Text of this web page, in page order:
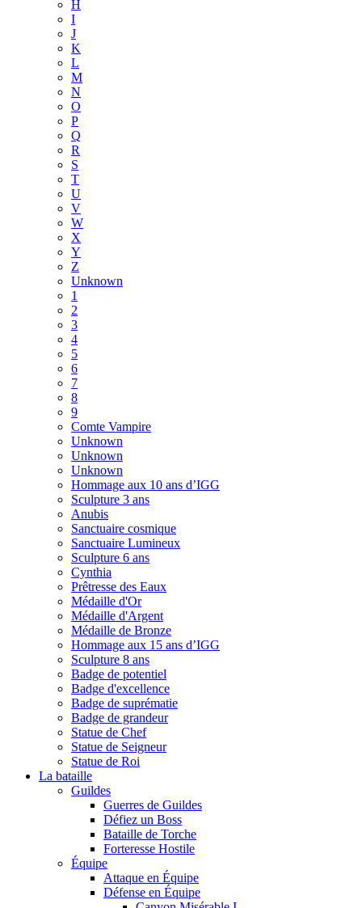
H
I
J
K
L
M
N
O
P
Q
R
S
T
U
V
W
X
Y
Z
Unknown
1
2
3
4
5
6
7
8
9
Comte Vampire
Unknown
Unknown
Unknown
Hommage aux 10 ans d’IGG
Sculpture 3 ans
Anubis
Sanctuaire cosmique
Sanctuaire Lumineux
Sculpture 6 ans
Cynthia
Prêtresse des Eaux
Médaille d'Or
Médaille d'Argent
Médaille de Bronze
Hommage aux 15 ans d’IGG
Sculpture 8 ans
Badge de potentiel
Badge d'excellence
Badge de suprématie
Badge de grandeur
Statue de Chef
Statue de Seigneur
Statue de Roi
La bataille
Guildes
Guerres de Guildes
Défiez un Boss
Bataille de Torche
Forteresse Hostile
Équipe
Attaque en Équipe
Défense en Équipe